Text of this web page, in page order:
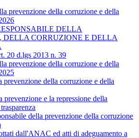
prevenzione della corruzione e della
DELLA
DELLA CORRUZIONE E DELLA
20 d.lgs 2013 n. 39
prevenzione della corruzione e della
prevenzione della corruzione e della
prevenzione e la repressione della
della prevenzione della corruzione
dall'ANAC ed atti di adeguamento a